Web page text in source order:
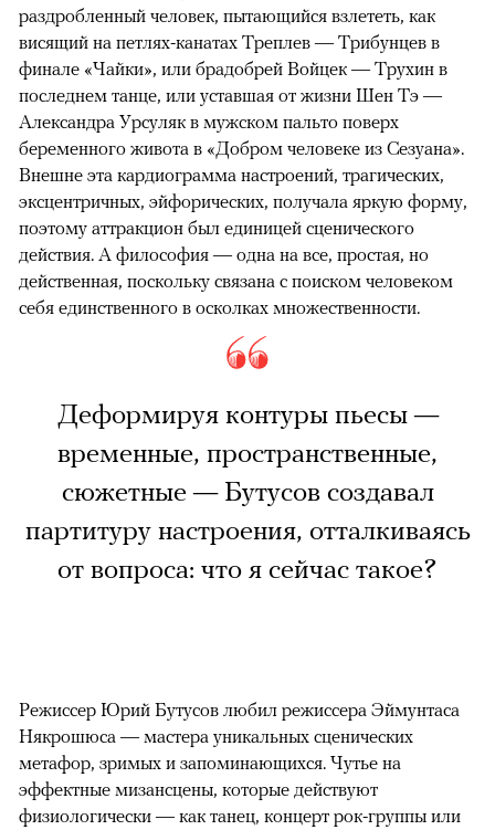
раздробленный человек, пытающийся взлететь, как
висящий на петлях-канатах Треплев — Трибунцев в
финале «Чайки», или брадобрей Войцек — Трухин в
последнем танце, или уставшая от жизни Шен Тэ —
Александра Урсуляк в мужском пальто поверх
беременного живота в «Добром человеке из Сезуана».
Внешне эта кардиограмма настроений, трагических,
эксцентричных, эйфорических, получала яркую форму,
поэтому аттракцион был единицей сценического
действия. А философия — одна на все, простая, но
действенная, поскольку связана с поиском человеком
себя единственного в осколках множественности.
Деформируя контуры пьесы —
временные, пространственные,
сюжетные — Бутусов создавал
партитуру настроения, отталкиваясь
от вопроса: что я сейчас такое?
Режиссер Юрий Бутусов любил режиссера Эймунтаса
Някрошюса — мастера уникальных сценических
метафор, зримых и запоминающихся. Чутье на
эффектные мизансцены, которые действуют
физиологически — как танец, концерт рок-группы или